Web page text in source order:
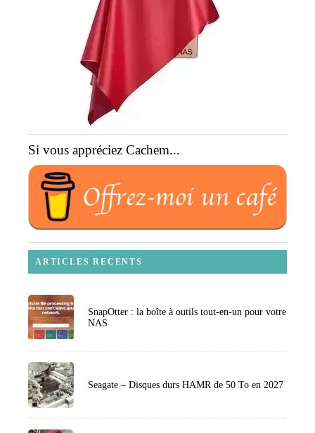
Si vous appréciez Cachem...
ARTICLES RECENTS
SnapOtter : la boîte à outils tout-en-un pour votre
NAS
Seagate – Disques durs HAMR de 50 To en 2027